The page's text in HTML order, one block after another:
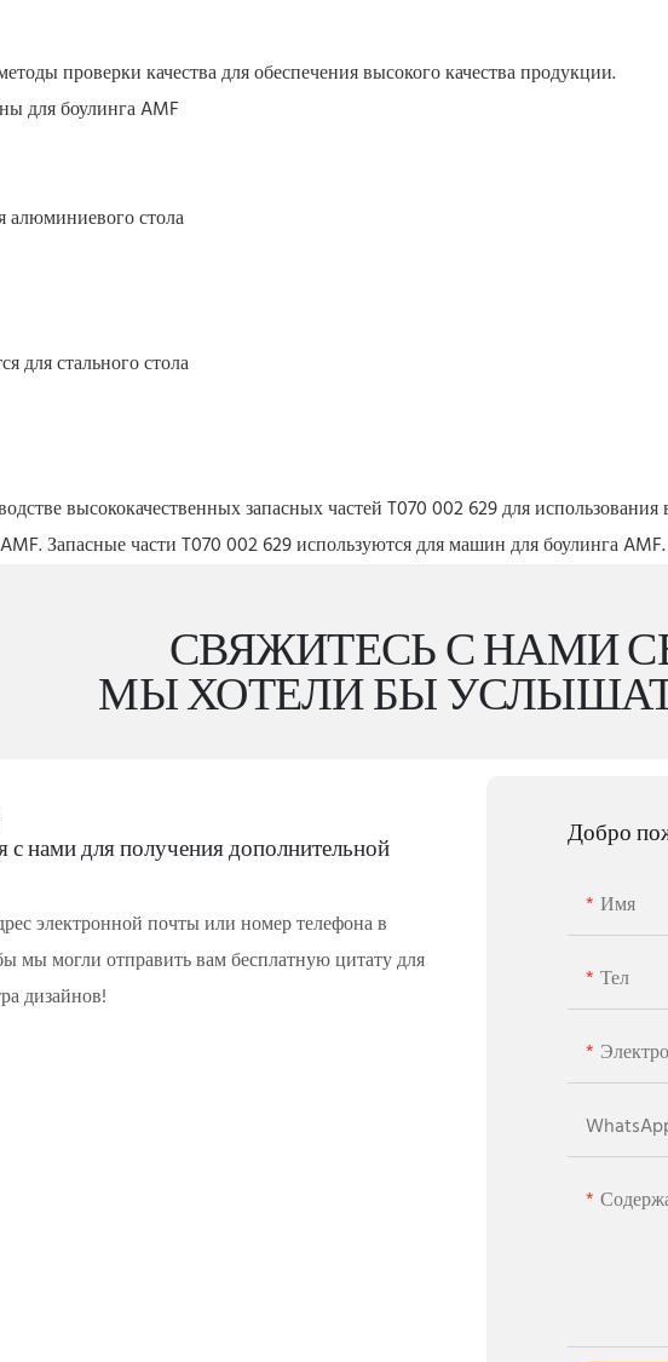
проверки качества для обеспечения высокого качества продукции.
для боулинга AMF
алюминиевого стола
для стального стола
высококачественных запасных частей T070 002 629 для
Запасные части T070 002 629 используются для машин для боулинга
СВЯЖИТЕСЬ С НАМИ
МЫ ХОТЕЛИ БЫ
с нами для получения дополнительной
электронной почты или номер телефона в
мы могли отправить вам бесплатную цитату для
дизайнов!
Добро
Имя
Тел